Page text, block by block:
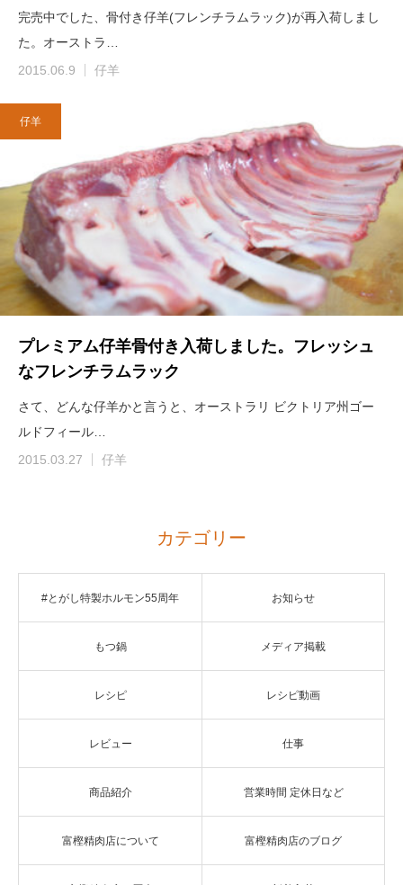
完売中でした、骨付き仔羊(フレンチラムラック)が再入荷しまし
た。オーストラ…
2015.06.9
仔羊
仔羊
プレミアム仔羊骨付き入荷しました。フレッシュ
なフレンチラムラック
さて、どんな仔羊かと言うと、オーストラリ ビクトリア州ゴー
ルドフィール…
2015.03.27
仔羊
カテゴリー
#とがし特製ホルモン55周年 お知らせ
もつ鍋 メディア掲載
レシピ レシピ動画
レビュー 仕事
商品紹介 営業時間 定休日など
富樫精肉店について 富樫精肉店のブログ